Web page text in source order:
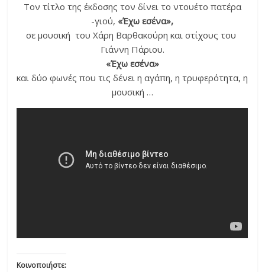
Τον τίτλο της έκδοσης τον δίνει το ντουέτο πατέρα
-γιού, «Έχω εσένα»,
σε μουσική του Χάρη Βαρθακούρη και στίχους του
Γιάννη Πάριου.
«Έχω εσένα»
και δύο φωνές που τις δένει η αγάπη, η τρυφερότητα, η
μουσική …
Κοινοποιήστε: